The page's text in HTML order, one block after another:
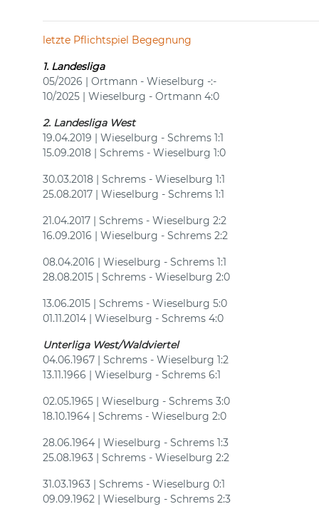
letzte Pflichtspiel Begegnung
1. Landesliga
05/2026 | Ortmann - Wieselburg -:-
10/2025 | Wieselburg - Ortmann 4:0
2. Landesliga West
19.04.2019 | Wieselburg - Schrems 1:1
15.09.2018 | Schrems - Wieselburg 1:0
30.03.2018 | Schrems - Wieselburg 1:1
25.08.2017 | Wieselburg - Schrems 1:1
21.04.2017 | Schrems - Wieselburg 2:2
16.09.2016 | Wieselburg - Schrems 2:2
08.04.2016 | Wieselburg - Schrems 1:1
28.08.2015 | Schrems - Wieselburg 2:0
13.06.2015 | Schrems - Wieselburg 5:0
01.11.2014 | Wieselburg - Schrems 4:0
Unterliga West/Waldviertel
04.06.1967 | Schrems - Wieselburg 1:2
13.11.1966 | Wieselburg - Schrems 6:1
02.05.1965 | Wieselburg - Schrems 3:0
18.10.1964 | Schrems - Wieselburg 2:0
28.06.1964 | Wieselburg - Schrems 1:3
25.08.1963 | Schrems - Wieselburg 2:2
31.03.1963 | Schrems - Wieselburg 0:1
09.09.1962 | Wieselburg - Schrems 2:3